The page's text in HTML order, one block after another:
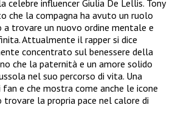
celebre influencer Giulia De Lellis. Tony
che la compagna ha avuto un ruolo
a trovare un nuovo ordine mentale e
Attualmente il rapper si dice
concentrato sul benessere della
che la paternità e un amore solido
nel suo percorso di vita. Una
fan e che mostra come anche le icone
trovare la propria pace nel calore di